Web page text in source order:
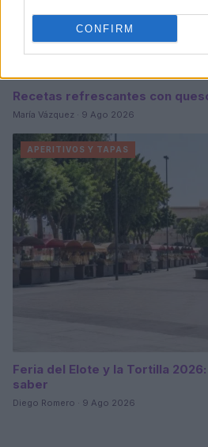
CONFIRM
Recetas refrescantes con
María Vázquez · 9 Ago 2026
APERITIVOS Y TAPAS
Feria del Elote y la Tortilla
saber
Diego Romero · 9 Ago 2026